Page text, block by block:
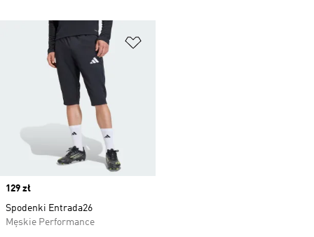
Price
129 zł
Spodenki Entrada26
Męskie Performance